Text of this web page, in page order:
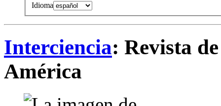
Idioma
Interciencia: Revista
América